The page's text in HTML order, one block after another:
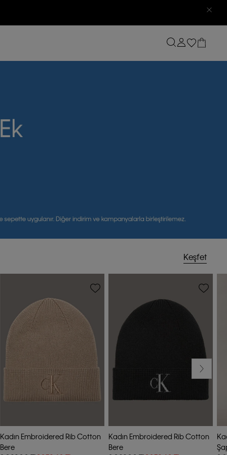
Keşfet
Kadın Embroidered Rib Cotton
Bere
Kadın Embroidered Rib Cotton
Bere